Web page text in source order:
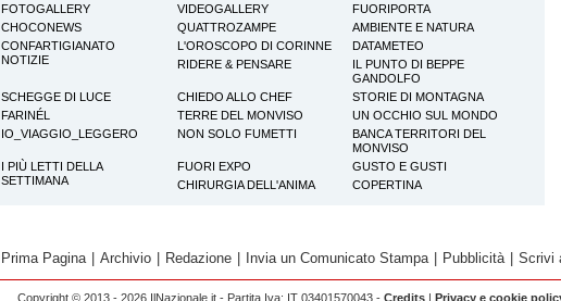
FOTOGALLERY VIDEOGALLERY
FUORIPORTA
CHOCONEWS
QUATTROZAMPE
AMBIENTE E NATURA
CONFARTIGIANATO
NOTIZIE
L'OROSCOPO DI CORINNE
DATAMETEO
RIDERE & PENSARE
IL PUNTO DI BEPPE
GANDOLFO
SCHEGGE DI LUCE
CHIEDO ALLO CHEF
STORIE DI MONTAGNA
FARINÉL
TERRE DEL MONVISO
UN OCCHIO SUL MONDO
IO_VIAGGIO_LEGGERO
NON SOLO FUMETTI
BANCA TERRITORI DEL
MONVISO
I PIÙ LETTI DELLA
SETTIMANA
FUORI EXPO
GUSTO E GUSTI
CHIRURGIA DELL'ANIMA
COPERTINA
Prima Pagina Archivio Redazione Invia un Comunicato Stampa Pubblicità Scrivi
Copyright © 2013 - 2026 IlNazionale.it - Partita Iva: IT 03401570043 - Credits | Privacy e cookie